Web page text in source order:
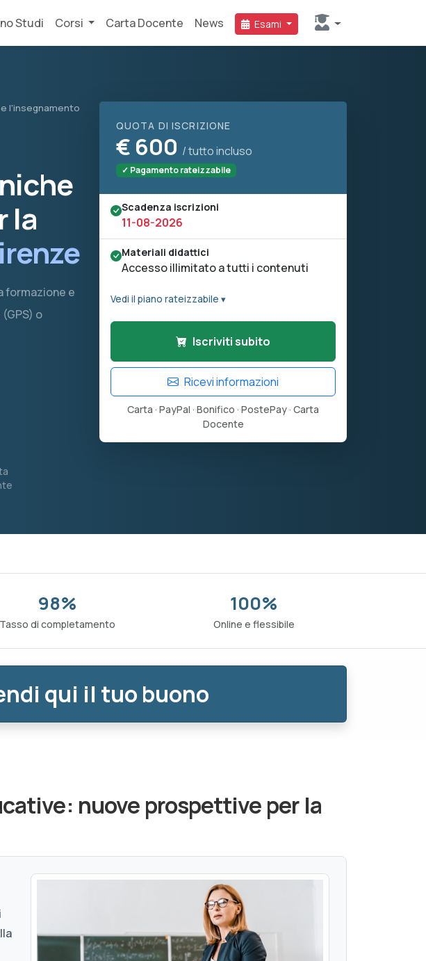
Studi Corsi Carta Docente News Esami
l'insegnamento
la
formazione e
o
QUOTA DI ISCRIZIONE
€ 600 / tutto incluso
✓ Pagamento rateizzabile
Scadenza iscrizioni
11-08-2026
Materiali didattici
Accesso illimitato a tutti i contenuti
Vedi il piano rateizzabile ▾
Iscriviti subito
Ricevi informazioni
Carta · PayPal · Bonifico · PostePay · Carta
Docente
98%
Tasso di completamento
100%
Online e flessibile
qui il tuo buono
nuove prospettive per la